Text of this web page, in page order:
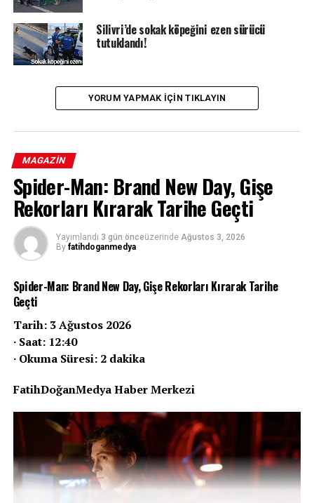
Silivri’de sokak köpeğini ezen sürücü
tutuklandı!
YORUM YAPMAK IÇIN TIKLAYIN
MAGAZIN
Spider-Man: Brand New Day, Gişe
Rekorları Kırarak Tarihe Geçti
Yayımlandı 3 gün önceüzerinde Ağustos 3, 2026
By fatihdoganmedya
Spider-Man: Brand New Day, Gişe Rekorları Kırarak Tarihe
Geçti
Tarih: 3 Ağustos 2026
· Saat: 12:40
· Okuma Süresi: 2 dakika
FatihDoğanMedya Haber Merkezi